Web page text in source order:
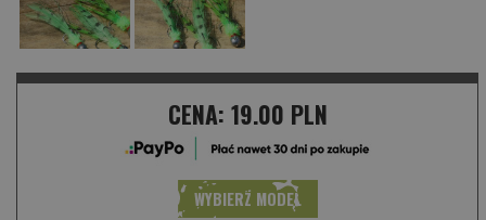
CENA: 19.00 PLN
WYBIERZ MODEL